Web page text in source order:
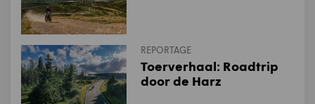
REPORTAGE
Toerverhaal: Roadtrip
door de Harz